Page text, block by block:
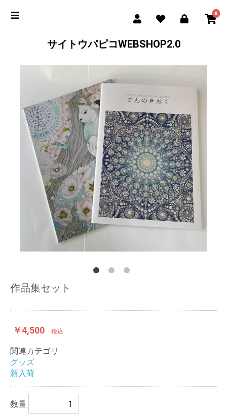
0
サイトウパピコWEBSHOP2.0
作品集セット
￥4,500 税込
関連カテゴリ
グッズ
新入荷
数量